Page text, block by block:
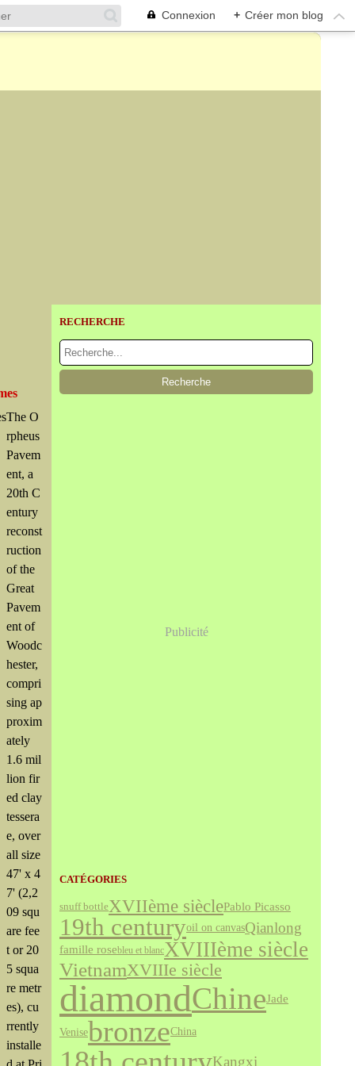
Connexion + Créer mon blog
The O
rpheus
Pavem
ent, a
20th C
entury
reconst
ruction
of the
Great
Pavem
ent of
Woodc
hester,
compri
sing ap
proxim
ately
1.6 mil
lion fir
ed clay
tessera
e, over
all size
47' x 4
7' (2,2
09 squ
are fee
t or 20
5 squa
re metr
es), cu
rrently
installe
RECHERCHE
Publicité
CATÉGORIES
snuff bottleXVIIème sièclePablo Picasso
19th centuryoil on canvasQianlong
famille rosebleu et blancXVIIIème siècle
VietnamXVIIIe siècle
diamondChineJade
VenisebronzeChina
Kangxi